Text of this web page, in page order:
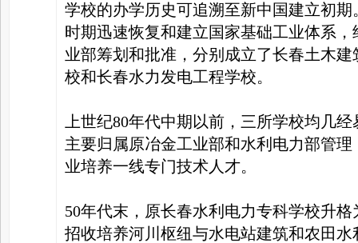
学校的办学历史可追溯至新中国建立初期
时期迅速恢复和建立国家基础工业体系
业部筹划和批准，分别成立了长春土木
校和长春水力发电工程学校。
上世纪80年代中期以前，三所学校均几
主要归属原冶金工业部和水利电力部管
业培养一线专门技术人才。
50年代末，原长春水利电力专科学校升
招收培养河川枢纽与水电站建筑和农田